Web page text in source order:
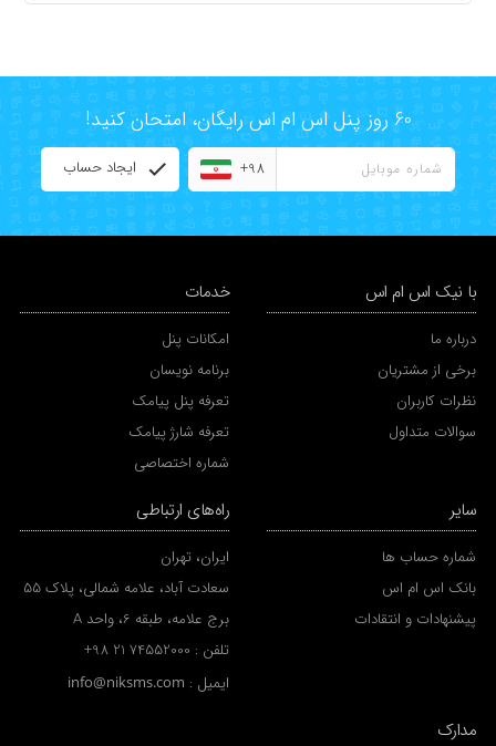
60 روز پنل اس ام اس رایگان، امتحان کنید!
+98 ایجاد حساب
با نیک اس ام اس
درباره ما
برخی از مشتریان
نظرات کاربران
سوالات متداول
خدمات
امکانات پنل
برنامه نویسان
تعرفه پنل پیامک
تعرفه شارژ پیامک
شماره اختصاصی
سایر
شماره حساب ها
بانک اس ام اس
پیشنهادات و انتقادات
راه‌های ارتباطی
ایران، تهران
سعادت آباد، علامه شمالی، پلاک 55
برج علامه، طبقه 6، واحد A
تلفن : +98 21 74552000
ایمیل : info@niksms.com
مدارک